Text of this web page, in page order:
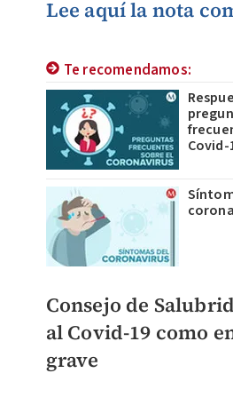
Lee aquí la nota
Te recomendamos:
Covid-
Consejo de
al Covid-19 como
grave